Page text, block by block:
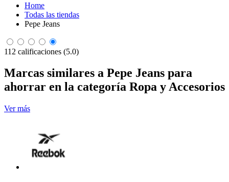
Home
Todas las tiendas
Pepe Jeans
112 calificaciones (5.0)
Marcas similares a Pepe Jeans para
ahorrar en la categoría Ropa y Accesorios
Ver más